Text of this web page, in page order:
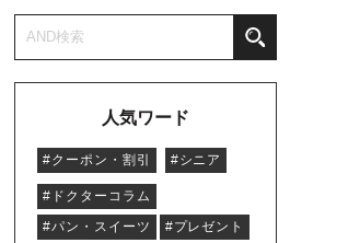
人気ワード
#クーポン・割引 #シニア
#ドクターコラム
#パン・スイーツ
#プレゼント